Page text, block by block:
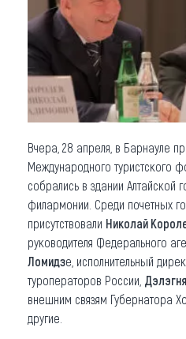
Коллекция
Другие рубрики
Вчера, 28 апреля, в Барнауле
Международного туристского
собрались в здании Алтайской
филармонии. Среди почетных
присутствовали Николай
руководителя Федерального
Ломидзе, исполнительный
туроператоров России,
внешним связям Губернатора
другие.